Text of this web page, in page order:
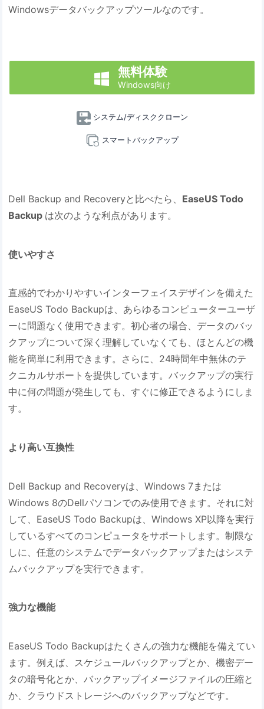
Windowsデータバックアップツールなのです。
 無料体験
Windows向け
システム/ディスククローン
スマートバックアップ
Dell Backup and Recoveryと比べたら、 EaseUS Todo
Backup は次のような利点があります。
使いやすさ
直感的でわかりやすいインターフェイスデザインを備えた
EaseUS Todo Backupは、あらゆるコンピューターユーザ
ーに問題なく使用できます。初心者の場合、データのバッ
クアップについて深く理解していなくても、ほとんどの機
能を簡単に利用できます。さらに、24時間年中無休のテ
クニカルサポートを提供しています。バックアップの実行
中に何の問題が発生しても、すぐに修正できるようにしま
す。
より高い互換性
Dell Backup and Recoveryは、Windows 7または
Windows 8のDellパソコンでのみ使用できます。それに対
して、EaseUS Todo Backupは、Windows XP以降を実行
しているすべてのコンピュータをサポートします。制限な
しに、任意のシステムでデータバックアップまたはシステ
ムバックアップを実行できます。
強力な機能
EaseUS Todo Backupはたくさんの強力な機能を備えてい
ます。例えば、スケジュールバックアップとか、機密デー
タの暗号化とか、バックアップイメージファイルの圧縮と
か、クラウドストレージへのバックアップなどです。